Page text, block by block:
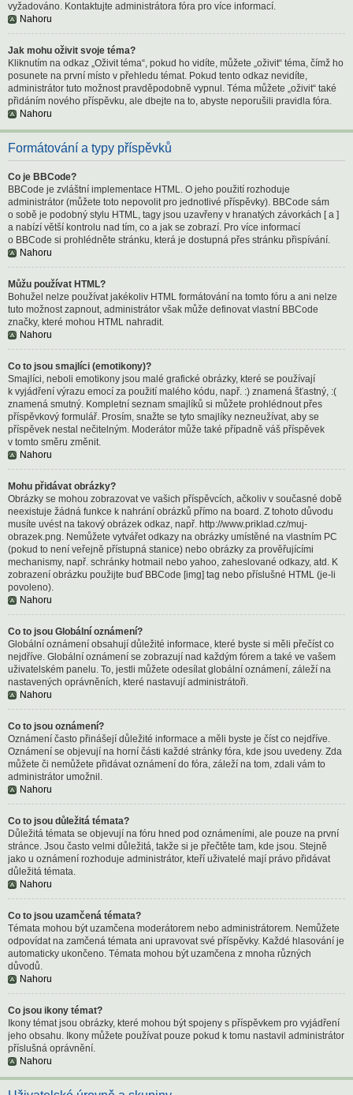
vyžadováno. Kontaktujte administrátora fóra pro více informací.
Nahoru
Jak mohu oživit svoje téma?
Kliknutím na odkaz „Oživit téma“, pokud ho vidíte, můžete „oživit“ téma, čímž ho
posunete na první místo v přehledu témat. Pokud tento odkaz nevidíte,
administrátor tuto možnost pravděpodobně vypnul. Téma můžete „oživit“ také
přidáním nového příspěvku, ale dbejte na to, abyste neporušili pravidla fóra.
Nahoru
Formátování a typy příspěvků
Co je BBCode?
BBCode je zvláštní implementace HTML. O jeho použití rozhoduje
administrátor (můžete toto nepovolit pro jednotlivé příspěvky). BBCode sám
o sobě je podobný stylu HTML, tagy jsou uzavřeny v hranatých závorkách [ a ]
a nabízí větší kontrolu nad tím, co a jak se zobrazí. Pro více informací
o BBCode si prohlédněte stránku, která je dostupná přes stránku přispívání.
Nahoru
Můžu používat HTML?
Bohužel nelze používat jakékoliv HTML formátování na tomto fóru a ani nelze
tuto možnost zapnout, administrátor však může definovat vlastní BBCode
značky, které mohou HTML nahradit.
Nahoru
Co to jsou smajlíci (emotikony)?
Smajlíci, neboli emotikony jsou malé grafické obrázky, které se používají
k vyjádření výrazu emocí za použití malého kódu, např. :) znamená šťastný, :(
znamená smutný. Kompletní seznam smajlíků si můžete prohlédnout přes
příspěvkový formulář. Prosím, snažte se tyto smajlíky nezneužívat, aby se
příspěvek nestal nečitelným. Moderátor může také případně váš příspěvek
v tomto směru změnit.
Nahoru
Mohu přidávat obrázky?
Obrázky se mohou zobrazovat ve vašich příspěvcích, ačkoliv v současné době
neexistuje žádná funkce k nahrání obrázků přímo na board. Z tohoto důvodu
musíte uvést na takový obrázek odkaz, např. http://www.priklad.cz/muj-
obrazek.png. Nemůžete vytvářet odkazy na obrázky umístěné na vlastním PC
(pokud to není veřejně přístupná stanice) nebo obrázky za prověřujícími
mechanismy, např. schránky hotmail nebo yahoo, zaheslované odkazy, atd. K
zobrazení obrázku použijte buď BBCode [img] tag nebo příslušné HTML (je-li
povoleno).
Nahoru
Co to jsou Globální oznámení?
Globální oznámení obsahují důležité informace, které byste si měli přečíst co
nejdříve. Globální oznámení se zobrazují nad každým fórem a také ve vašem
uživatelském panelu. To, jestli můžete odesílat globální oznámení, záleží na
nastavených oprávněních, které nastavují administrátoři.
Nahoru
Co to jsou oznámení?
Oznámení často přinášejí důležité informace a měli byste je číst co nejdříve.
Oznámení se objevují na horní části každé stránky fóra, kde jsou uvedeny. Zda
můžete či nemůžete přidávat oznámení do fóra, záleží na tom, zdali vám to
administrátor umožnil.
Nahoru
Co to jsou důležitá témata?
Důležitá témata se objevují na fóru hned pod oznámeními, ale pouze na první
stránce. Jsou často velmi důležitá, takže si je přečtěte tam, kde jsou. Stejně
jako u oznámení rozhoduje administrátor, kteří uživatelé mají právo přidávat
důležitá témata.
Nahoru
Co to jsou uzamčená témata?
Témata mohou být uzamčena moderátorem nebo administrátorem. Nemůžete
odpovídat na zamčená témata ani upravovat své příspěvky. Každé hlasování je
automaticky ukončeno. Témata mohou být uzamčena z mnoha různých
důvodů.
Nahoru
Co jsou ikony témat?
Ikony témat jsou obrázky, které mohou být spojeny s příspěvkem pro vyjádření
jeho obsahu. Ikony můžete používat pouze pokud k tomu nastavil administrátor
příslušná oprávnění.
Nahoru